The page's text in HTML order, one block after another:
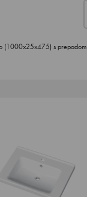
(1000x25x475) s prepadom